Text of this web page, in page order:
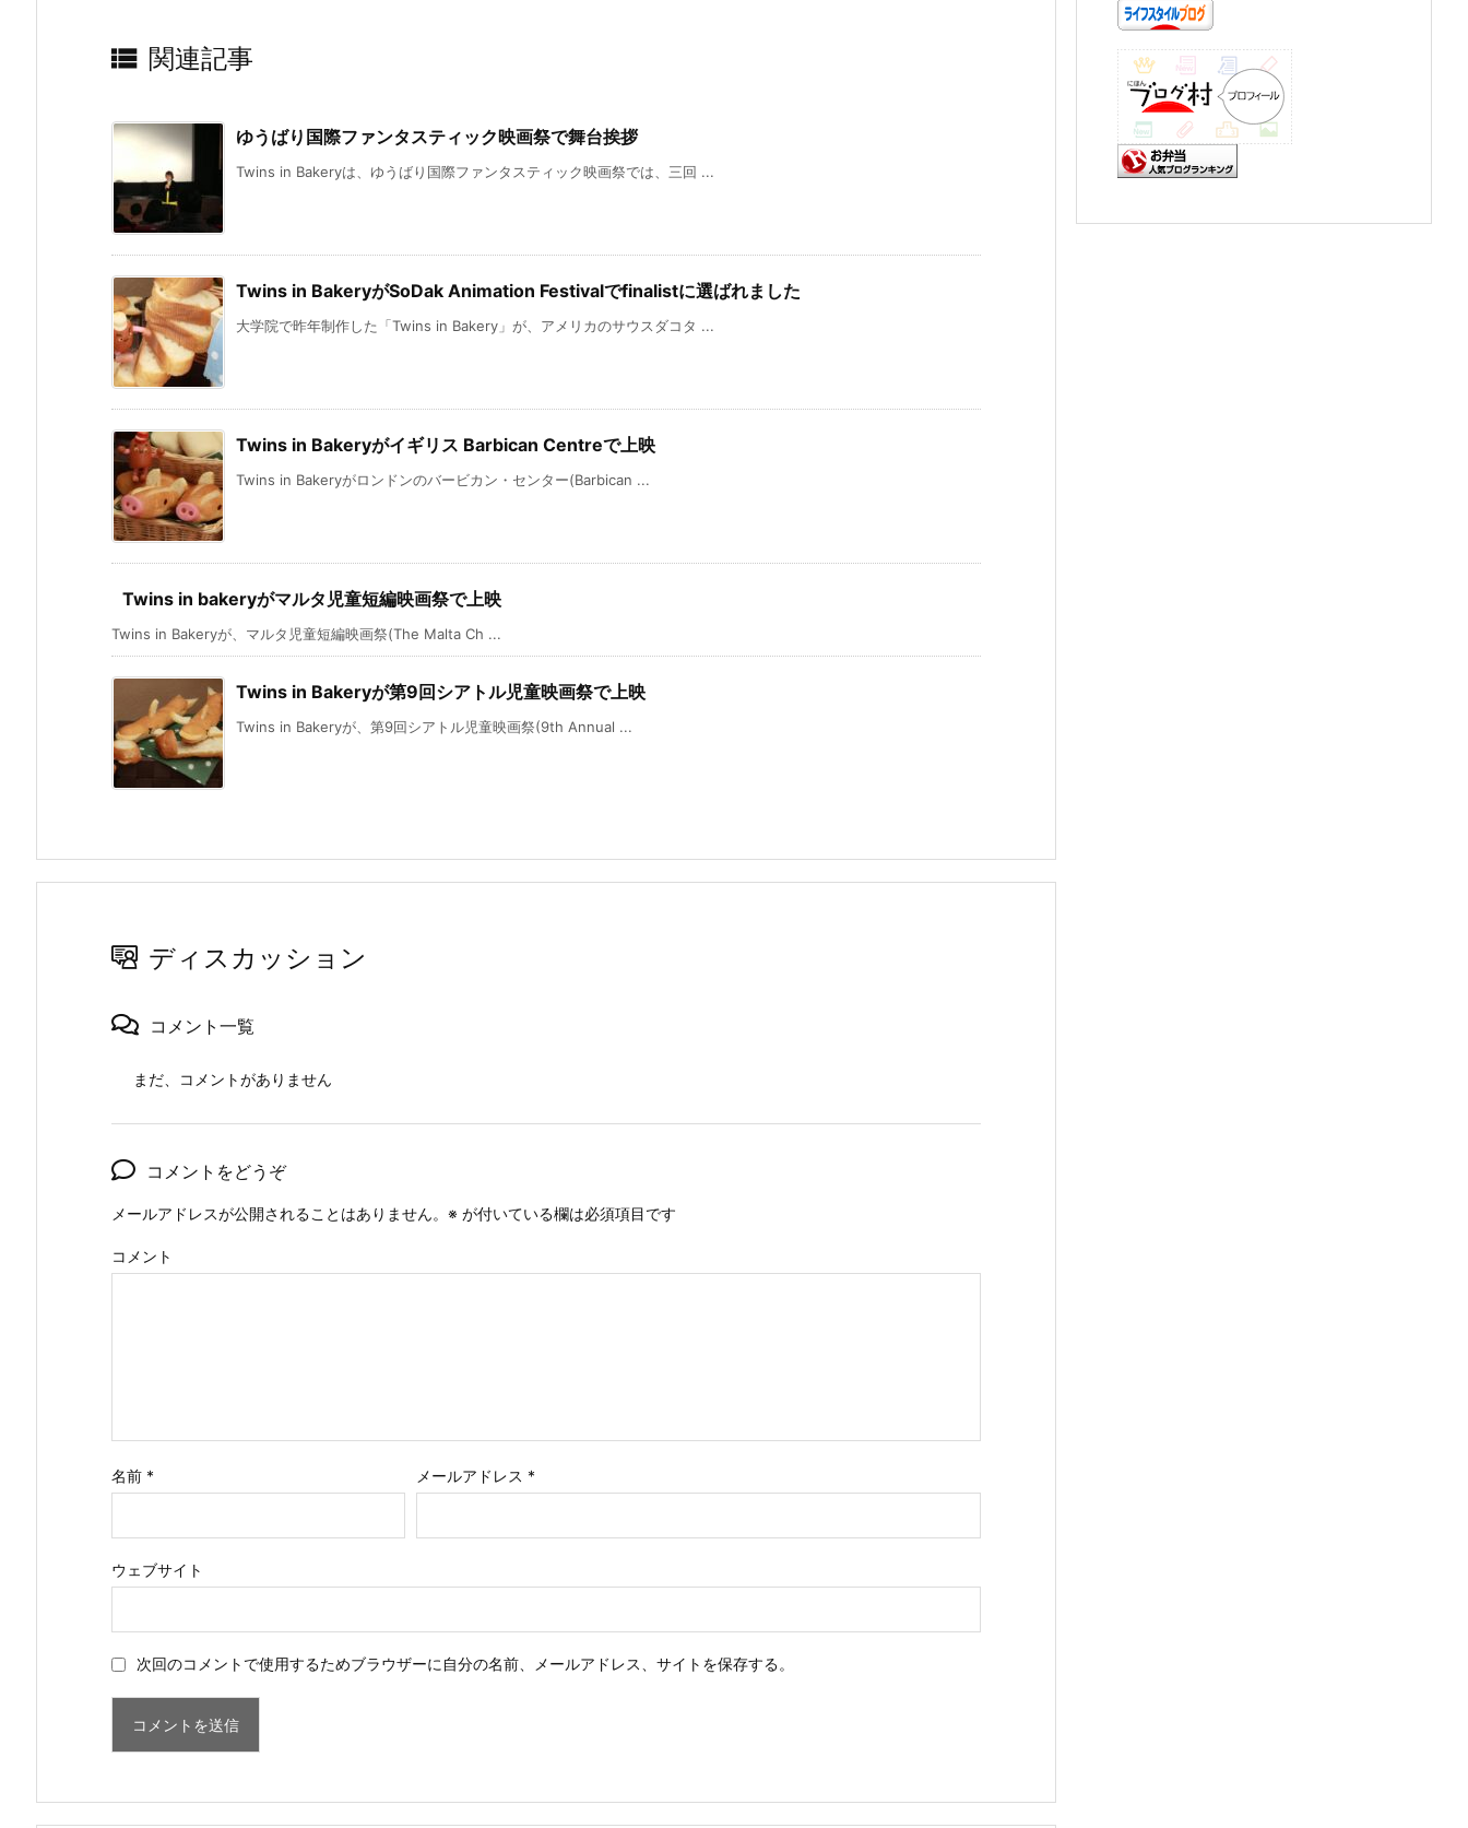
 関連記事
ゆうばり国際ファンタスティック映画祭で舞台挨拶
Twins in Bakeryは、ゆうばり国際ファンタスティック映画祭では、三回 ...
Twins in BakeryがSoDak Animation Festivalでfinalistに選ばれました
大学院で昨年制作した「Twins in Bakery」が、アメリカのサウスダコタ ...
Twins in Bakeryがイギリス Barbican Centreで上映
Twins in Bakeryがロンドンのバービカン・センター(Barbican ...
Twins in bakeryがマルタ児童短編映画祭で上映
Twins in Bakeryが、マルタ児童短編映画祭(The Malta Ch ...
Twins in Bakeryが第9回シアトル児童映画祭で上映
Twins in Bakeryが、第9回シアトル児童映画祭(9th Annual ...
ディスカッション
コメント一覧
まだ、コメントがありません
コメントをどうぞ
メールアドレスが公開されることはありません。 ※ が付いている欄は必須項目です
コメント
名前 * メールアドレス *
ウェブサイト
次回のコメントで使用するためブラウザーに自分の名前、メールアドレス、サイトを保存する。